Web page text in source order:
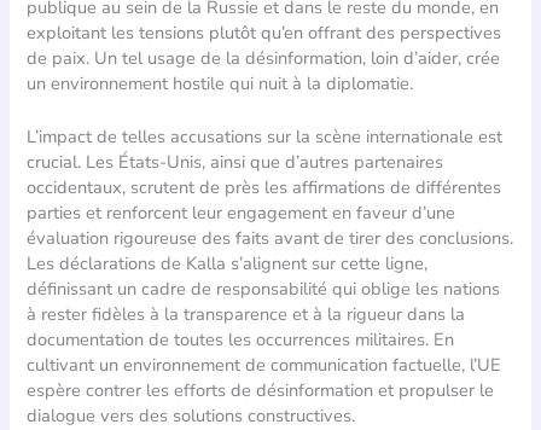
publique au sein de la Russie et dans le reste du monde, en
exploitant les tensions plutôt qu’en offrant des perspectives
de paix. Un tel usage de la désinformation, loin d’aider, crée
un environnement hostile qui nuit à la diplomatie.
L’impact de telles accusations sur la scène internationale est
crucial. Les États-Unis, ainsi que d’autres partenaires
occidentaux, scrutent de près les affirmations de différentes
parties et renforcent leur engagement en faveur d’une
évaluation rigoureuse des faits avant de tirer des conclusions.
Les déclarations de Kalla s’alignent sur cette ligne,
définissant un cadre de responsabilité qui oblige les nations
à rester fidèles à la transparence et à la rigueur dans la
documentation de toutes les occurrences militaires. En
cultivant un environnement de communication factuelle, l’UE
espère contrer les efforts de désinformation et propulser le
dialogue vers des solutions constructives.